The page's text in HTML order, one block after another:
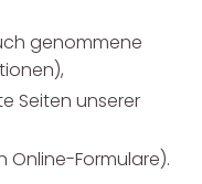
genommene
Seiten unserer
Online-Formulare).